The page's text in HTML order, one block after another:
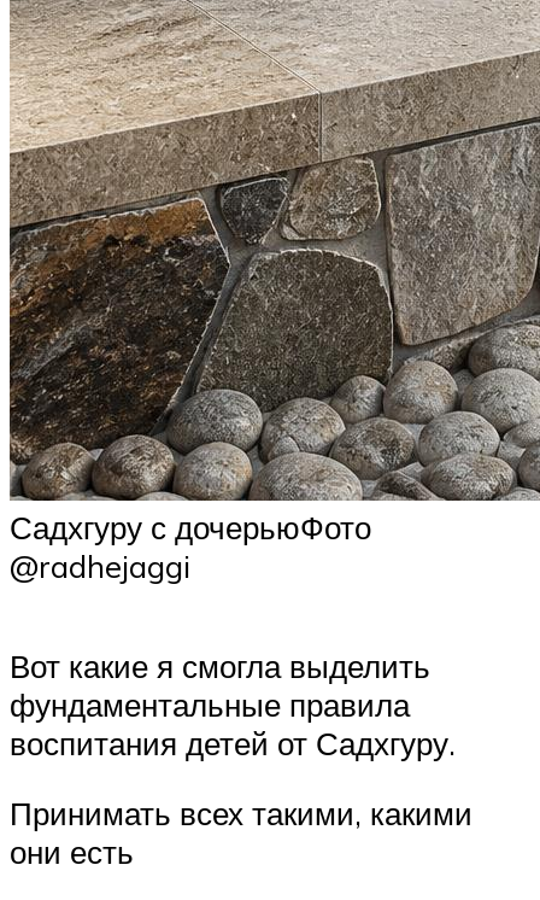
Садхгуру с дочерьюФото
@radhejaggi
Вот какие я смогла выделить
фундаментальные правила
воспитания детей от Садхгуру.
Принимать всех такими, какими
они есть